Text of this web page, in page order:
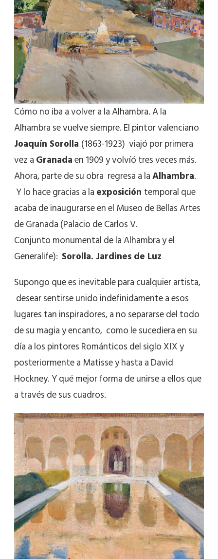
Cómo no iba a volver a la Alhambra. A la
Alhambra se vuelve siempre. El pintor valenciano
Joaquín Sorolla (1863-1923) viajó por primera
vez aGranadaen 1909 y volvíó tres veces más.
Ahora, parte de su obra regresa a laAlhambra.
Y lo hace gracias a laexposición temporal que
acaba de inaugurarse en el Museo de Bellas Artes
de Granada (Palacio de Carlos V.
Conjunto monumental de la Alhambra y el
Generalife): Sorolla. Jardines de Luz
Supongo que es inevitable para cualquier artista,
desear sentirse unido indefinidamente a esos
lugares tan inspiradores, a no separarse del todo
de su magia y encanto, como le sucediera en su
día a los pintores Románticos del siglo XIX y
posteriormente a Matisse y hasta a David
Hockney. Y qué mejor forma de unirse a ellos que
a través de sus cuadros.